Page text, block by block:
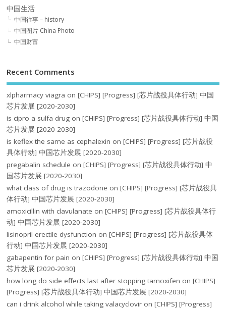
中国生活
中国往事 – history
中国图片 China Photo
中国财富
Recent Comments
xlpharmacy viagra on[CHIPS] [Progress] [芯片战役具体行动] 中国
芯片发展 [2020-2030]
is cipro a sulfa drug on[CHIPS] [Progress] [芯片战役具体行动] 中国
芯片发展 [2020-2030]
is keflex the same as cephalexin on[CHIPS] [Progress] [芯片战役
具体行动] 中国芯片发展 [2020-2030]
pregabalin schedule on[CHIPS] [Progress] [芯片战役具体行动] 中
国芯片发展 [2020-2030]
what class of drug is trazodone on[CHIPS] [Progress] [芯片战役具
体行动] 中国芯片发展 [2020-2030]
amoxicillin with clavulanate on[CHIPS] [Progress] [芯片战役具体行
动] 中国芯片发展 [2020-2030]
lisinopril erectile dysfunction on[CHIPS] [Progress] [芯片战役具体
行动] 中国芯片发展 [2020-2030]
gabapentin for pain on[CHIPS] [Progress] [芯片战役具体行动] 中国
芯片发展 [2020-2030]
how long do side effects last after stopping tamoxifen on[CHIPS]
[Progress] [芯片战役具体行动] 中国芯片发展 [2020-2030]
can i drink alcohol while taking valacyclovir on[CHIPS] [Progress]